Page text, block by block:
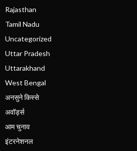
Rajasthan
Tamil Nadu
Uncategorized
Uttar Pradesh
Uttarakhand
West Bengal
अनसुने किस्से
अवॉर्ड्स
आम चुनाव
इंटरनेशनल